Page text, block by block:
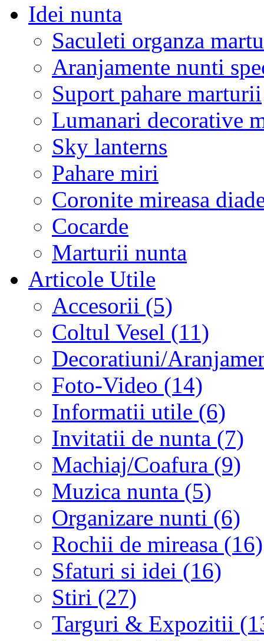
Idei nunta
Saculeti organza
Aranjamente nunti
Suport pahare marturii
Lumanari decorative
Sky lanterns
Pahare miri
Coronite mireasa
Cocarde
Marturii nunta
Articole Utile
Accesorii (5)
Coltul Vesel (11)
Decoratiuni/
Foto-Video (14)
Informatii utile (6)
Invitatii de nunta (7)
Machiaj/Coafura (9)
Muzica nunta (5)
Organizare nunti (6)
Rochii de mireasa (16)
Sfaturi si idei (16)
Stiri (27)
Targuri & Expozitii